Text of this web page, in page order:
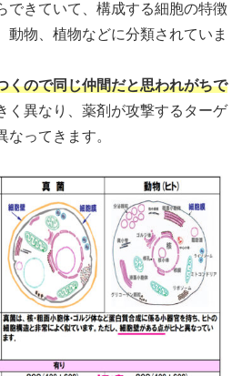
できていて、構成する細胞の特徴
動物、植物などに分類されていま
くので同じ仲間だと思われがちで
く異なり、薬剤が攻撃するターゲ
なってきます。